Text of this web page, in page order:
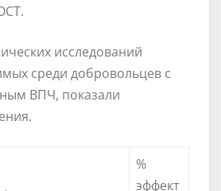
исследований
среди добровольцев с
ВПЧ, показали
%
эффект